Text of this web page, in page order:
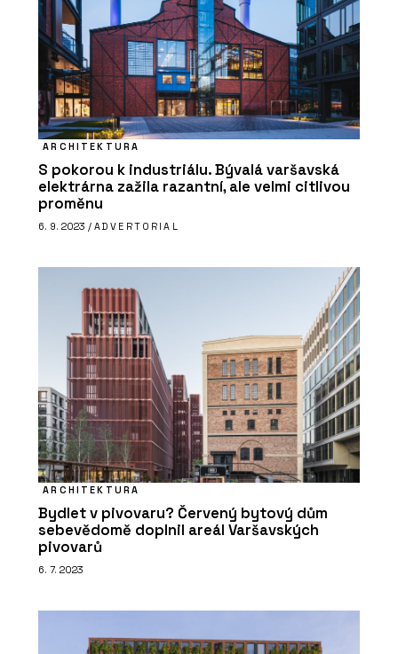
ARCHITEKTURA
S pokorou k industriálu. Bývalá varšavská
elektrárna zažila razantní, ale velmi citlivou
proměnu
6. 9. 2023 / ADVERTORIAL
ARCHITEKTURA
Bydlet v pivovaru? Červený bytový dům
sebevědomě doplnil areál Varšavských
pivovarů
6. 7. 2023